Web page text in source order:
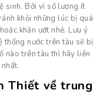
sinh. Bởi vì số lượng ít
khỏi những lúc bị quá
khăn ướt nhé. Lưu ý
thống nước trên tàu sẽ bị
nào trên tàu thì hãy liên
Thiết về trung